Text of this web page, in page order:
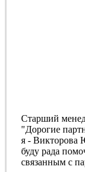
Старший
"Дорогие
я - Викторова
буду рада
связанным с